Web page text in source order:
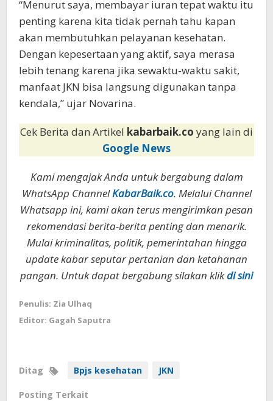
“Menurut saya, membayar iuran tepat waktu itu
penting karena kita tidak pernah tahu kapan
akan membutuhkan pelayanan kesehatan.
Dengan kepesertaan yang aktif, saya merasa
lebih tenang karena jika sewaktu-waktu sakit,
manfaat JKN bisa langsung digunakan tanpa
kendala,” ujar Novarina.
Cek Berita dan Artikel kabarbaik.co yang lain di
Google News
Kami mengajak Anda untuk bergabung dalam
WhatsApp ChannelKabarBaik.co. Melalui Channel
Whatsapp ini, kami akan terus mengirimkan pesan
rekomendasi berita-berita penting dan menarik.
Mulai kriminalitas, politik, pemerintahan hingga
update kabar seputar pertanian dan ketahanan
pangan. Untuk dapat bergabung silakan klikdi sini
Penulis: Zia Ulhaq
Editor: Gagah Saputra
Ditag Bpjs kesehatan JKN
Posting Terkait